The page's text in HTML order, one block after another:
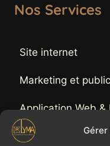
Nos Services
Site internet
Marketing et
Application Web &
Audit & Strategie